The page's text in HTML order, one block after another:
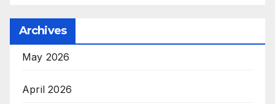
Archives
May 2026
April 2026